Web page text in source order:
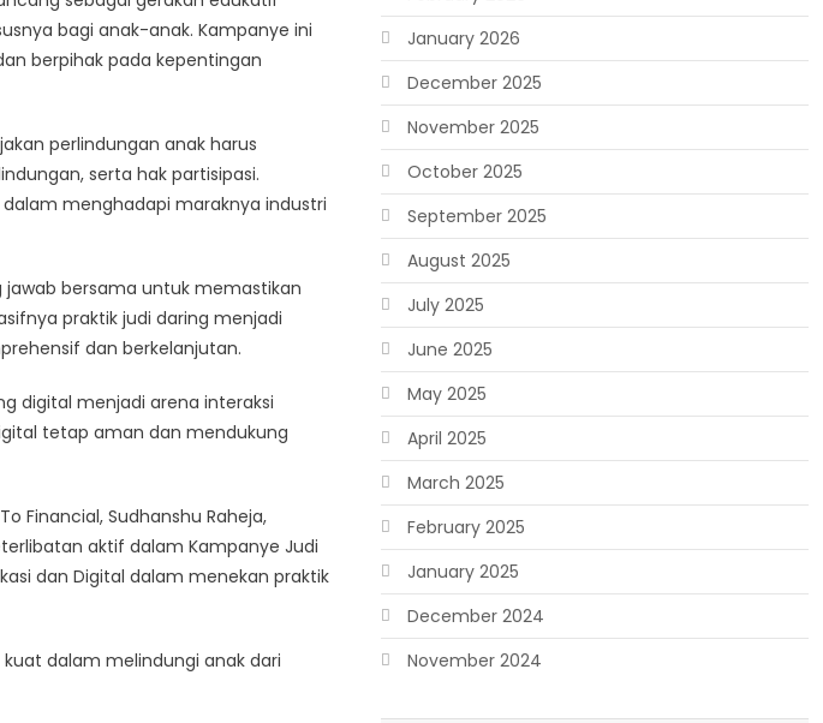
bagi anak-anak. Kampanye ini
berpihak pada kepentingan
perlindungan anak harus
serta hak partisipasi.
menghadapi maraknya industri
jawab bersama untuk memastikan
praktik judi daring menjadi
dan berkelanjutan.
digital menjadi arena interaksi
tetap aman dan mendukung
Financial, Sudhanshu Raheja,
aktif dalam Kampanye Judi
dan Digital dalam menekan praktik
dalam melindungi anak dari
January 2026
December 2025
November 2025
October 2025
September 2025
August 2025
July 2025
June 2025
May 2025
April 2025
March 2025
February 2025
January 2025
December 2024
November 2024